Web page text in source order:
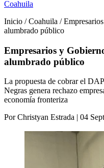
Coahuila
Inicio / Coahuila /
alumbrado público
Empresarios y
alumbrado público
La propuesta de cobrar el
Negras genera rechazo
economía fronteriza
Por Christyan Estrada | 04